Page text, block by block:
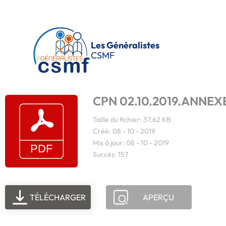
Les Généralistes
CSMF
CPN
Taille du fichier: 37.62 KB
Créé: 08 - 10 - 2019
Mis à jour: 08 - 10 - 2019
Succès: 157
TÉLÉCHARGER APERÇU